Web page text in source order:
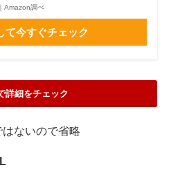
Amazon調べ
て今すぐチェック
詳細をチェック
ないので省略